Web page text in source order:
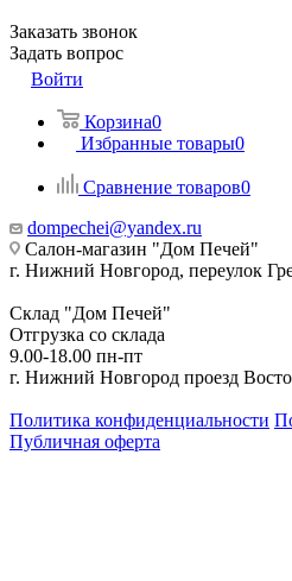
Заказать звонок
Задать вопрос
Войти
Корзина0
Избранные товары0
Сравнение товаров0
dompechei@yandex.ru
Салон-магазин "Дом Печей"
г. Нижний Новгород, переулок
Склад "Дом Печей"
Отгрузка со склада
9.00-18.00 пн-пт
г. Нижний Новгород проезд
Политика конфиденциальности
Публичная оферта